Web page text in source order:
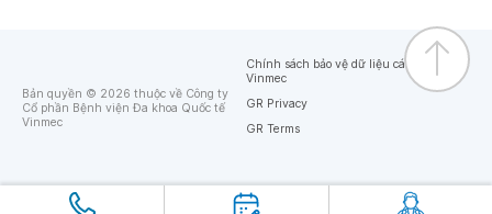
Bản quyền © 2026 thuộc về Công ty
Cổ phần Bệnh viện Đa khoa Quốc tế
Vinmec
Chính sách bảo vệ dữ liệu cá nhân của
Vinmec
GR Privacy
GR Terms